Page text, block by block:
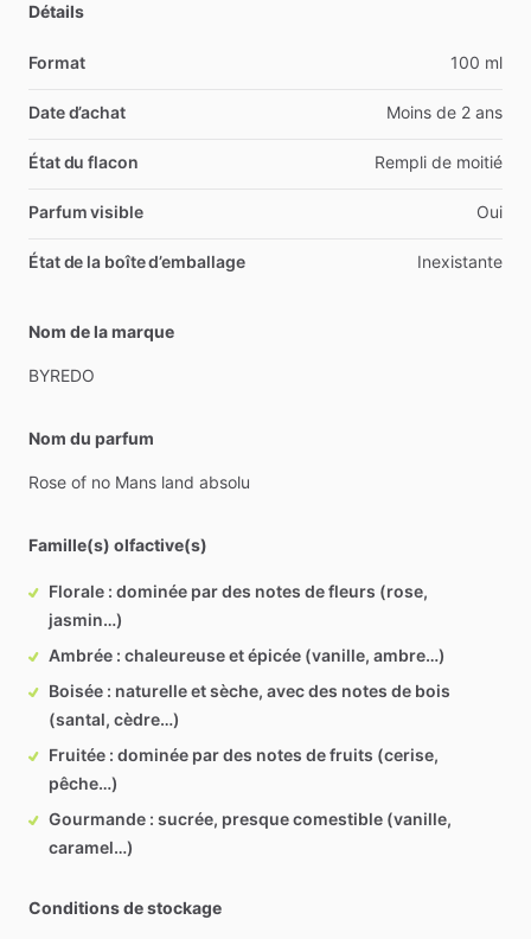
Détails
Format 100 ml
Date d’achat Moins de 2 ans
État du flacon Rempli de moitié
Parfum visible Oui
État de la boîte d’emballage Inexistante
Nom de la marque
BYREDO
Nom du parfum
Rose of no Mans land absolu
Famille(s) olfactive(s)
Florale : dominée par des notes de fleurs (rose,
jasmin…)
Ambrée : chaleureuse et épicée (vanille, ambre…)
Boisée : naturelle et sèche, avec des notes de bois
(santal, cèdre…)
Fruitée : dominée par des notes de fruits (cerise,
pêche…)
Gourmande : sucrée, presque comestible (vanille,
caramel…)
Conditions de stockage